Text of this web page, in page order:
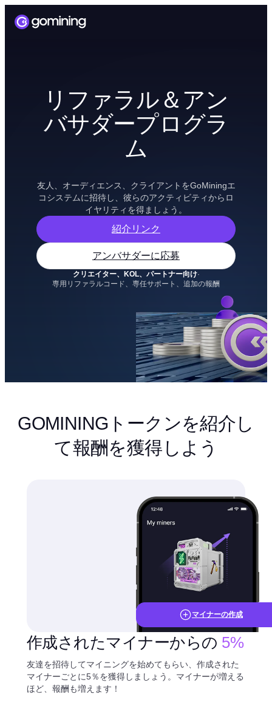
リファラル＆アン
バサダープログラ
ム
友人、オーディエンス、クライアントをGoMiningエ
コシステムに招待し、彼らのアクティビティからロ
イヤリティを得ましょう。
紹介リンク
アンバサダーに応募
クリエイター、KOL、パートナー向け·
専用リファラルコード、専任サポート、追加の報酬
GOMININGトークンを紹介し
て報酬を獲得しよう
マイナーの作成
作成されたマイナーからの 5%
友達を招待してマイニングを始めてもらい、作成された
マイナーごとに5％を獲得しましょう。マイナーが増える
ほど、報酬も増えます！